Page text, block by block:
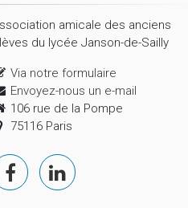
amicale des anciens
du lycée Janson-de-Sailly
Via notre formulaire
Envoyez-nous un e-mail
106 rue de la Pompe
75116 Paris